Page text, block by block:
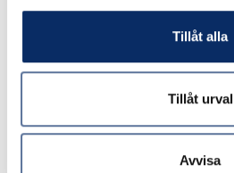
Tillåt alla
Tillåt urval
Avvisa
Produktinformation